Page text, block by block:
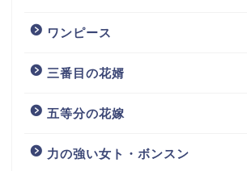
ワンピース
三番目の花婿
五等分の花嫁
力の強い女ト・ボンスン